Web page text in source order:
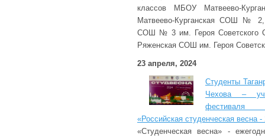
классов МБОУ Матвеево-
Матвеево-Курганская СОШ № 2,
СОШ № 3 им. Героя
Ряженская СОШ им. Героя
23 апреля, 2024
Студенты
Чехова –
фестиваля
«Российская студенческая весна -
«Студенческая весна» -